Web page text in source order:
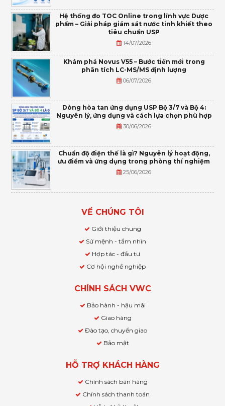
Hệ thống đo TOC Online trong lĩnh vực Dược
phẩm – Giải pháp giám sát nước tinh khiết theo
tiêu chuẩn USP
14/07/2026
Khám phá Novus V55 – Bước tiến mới trong
phân tích LC-MS/MS định lượng
06/07/2026
Dòng hòa tan ứng dụng USP Bộ 3/7 và Bộ 4:
Nguyên lý, ứng dụng và cách lựa chọn phù hợp
30/06/2026
Chuẩn độ điện thế là gì? Nguyên lý hoạt động,
ưu điểm và ứng dụng trong phòng thí nghiệm
25/06/2026
VỀ CHÚNG TÔI
Giới thiệu chung
Sứ mệnh - tầm nhìn
Hợp tác - đầu tư
Cơ hội nghề nghiệp
CHÍNH SÁCH VWC
Bảo hành - hậu mãi
Giao hàng
Đào tạo, chuyển giao
Bảo mật
HỖ TRỢ KHÁCH HÀNG
Chính sách bán hàng
Chính sách thanh toán